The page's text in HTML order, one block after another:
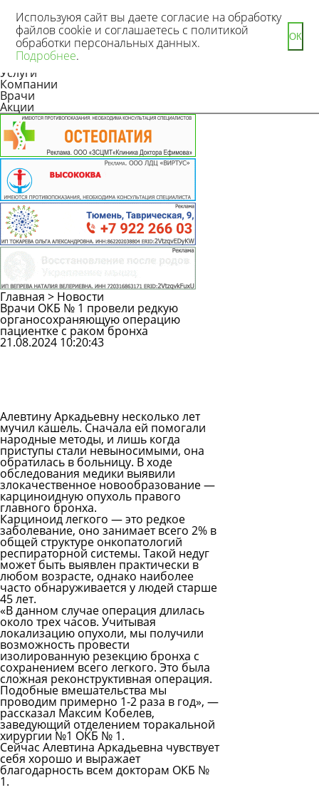
Новости
Статьи
Услуги
Компании
Врачи
Акции
Главная > Новости
Врачи ОКБ № 1 провели редкую
органосохраняющую операцию
пациентке с раком бронха
21.08.2024 10:20:43
Алевтину Аркадьевну несколько лет
мучил кашель. Сначала ей помогали
народные методы, и лишь когда
приступы стали невыносимыми, она
обратилась в больницу. В ходе
обследования медики выявили
злокачественное новообразование —
карциноидную опухоль правого
главного бронха.
Карциноид легкого — это редкое
заболевание, оно занимает всего 2% в
общей структуре онкопатологий
респираторной системы. Такой недуг
может быть выявлен практически в
любом возрасте, однако наиболее
часто обнаруживается у людей старше
45 лет.
«В данном случае операция длилась
около трех часов. Учитывая
локализацию опухоли, мы получили
возможность провести
изолированную резекцию бронха с
сохранением всего легкого. Это была
сложная реконструктивная операция.
Подобные вмешательства мы
проводим примерно 1-2 раза в год», —
рассказал Максим Кобелев,
заведующий отделением торакальной
хирургии №1 ОКБ № 1.
Сейчас Алевтина Аркадьевна чувствует
себя хорошо и выражает
благодарность всем докторам ОКБ №
1.
Используюя сайт вы даете согласие на обработку
файлов cookie и соглашаетесь с политикой
обработки персональных данных.
Подробнее.
ОК